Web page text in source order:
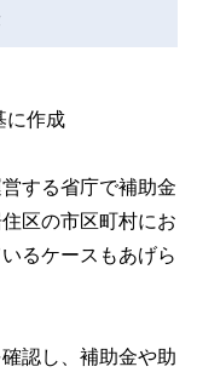
に作成
する省庁で補助金
区の市区町村にお
るケースもあげら
認し、補助金や助